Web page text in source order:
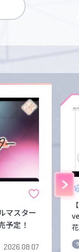
マスター
定！
2026.08.07